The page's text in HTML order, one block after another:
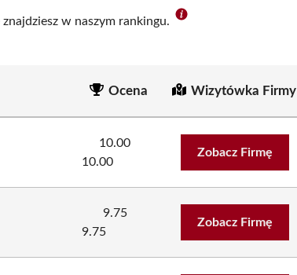
w naszym rankingu.
Ocena Wizytówka Firmy
10.00
10.00
Zobacz Firmę
9.75
9.75
Zobacz Firmę